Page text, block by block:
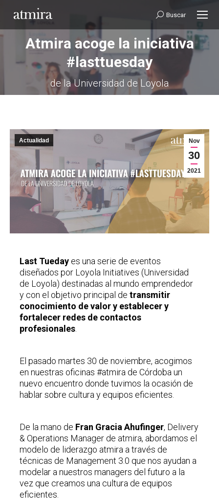
Buscar:
Buscar
Atmira acoge la iniciativa
#lasttuesday
de la Universidad de Loyola
Estás aquí:
Nov
30
2021
Actualidad
Last Tueday es una serie de eventos
diseñados por Loyola Initiatives (Universidad
de Loyola) destinadas al mundo emprendedor
y con el objetivo principal detransmitir
conocimiento de valor y establecer y
fortalecer redes de contactos
profesionales.
El pasado martes 30 de noviembre, acogimos
en nuestras oficinas #atmira de Córdoba un
nuevo encuentro donde tuvimos la ocasión de
hablar sobre cultura y equipos eficientes.
De la mano de Fran Gracia Ahufinger, Delivery
& Operations Manager de atmira, abordamos el
modelo de liderazgo atmira a través de
técnicas de Management 3.0 que nos ayudan a
modelar a nuestros managers del futuro a la
vez que creamos una cultura de equipos
eficientes.